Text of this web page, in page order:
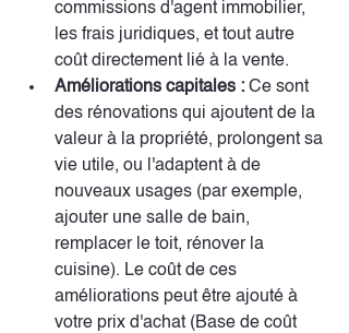
commissions d'agent immobilier,
les frais juridiques, et tout autre
coût directement lié à la vente.
Améliorations capitales : Ce sont
des rénovations qui ajoutent de la
valeur à la propriété, prolongent sa
vie utile, ou l'adaptent à de
nouveaux usages (par exemple,
ajouter une salle de bain,
remplacer le toit, rénover la
cuisine). Le coût de ces
améliorations peut être ajouté à
votre prix d'achat (Base de coût